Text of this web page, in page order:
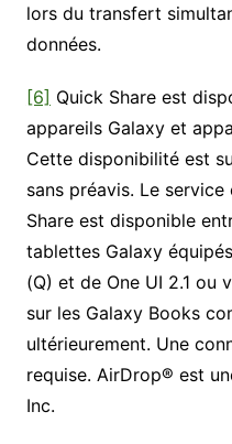
lors du transfert
données.
[6] Quick Share est
appareils Galaxy et
Cette disponibilité est
sans préavis. Le
Share est disponible
tablettes Galaxy
(Q) et de One UI 2.1 ou
sur les Galaxy Books
ultérieurement. Une
requise. AirDrop® est
Inc.